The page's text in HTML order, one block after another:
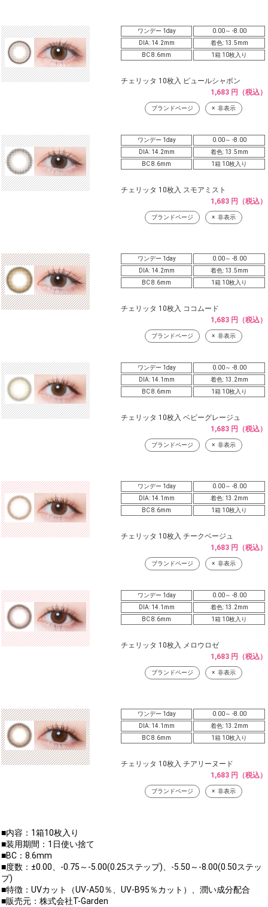
ワンデー 1day
0.00～ -8.00
DIA: 14.2mm
着色: 13.5mm
BC 8.6mm
1箱 10枚入り
チェリッタ 10枚入 ピュールシャボン
1,683 円（税込）
ブランドページ 非表示
ワンデー 1day
0.00～ -8.00
DIA: 14.2mm
着色: 13.5mm
BC 8.6mm
1箱 10枚入り
チェリッタ 10枚入 スモアミスト
1,683 円（税込）
ブランドページ 非表示
ワンデー 1day
0.00～ -8.00
DIA: 14.2mm
着色: 13.5mm
BC 8.6mm
1箱 10枚入り
チェリッタ 10枚入 ココムード
1,683 円（税込）
ブランドページ 非表示
ワンデー 1day
0.00～ -8.00
DIA: 14.1mm
着色: 13.2mm
BC 8.6mm
1箱 10枚入り
チェリッタ 10枚入 ベビーグレージュ
1,683 円（税込）
ブランドページ 非表示
ワンデー 1day
0.00～ -8.00
DIA: 14.1mm
着色: 13.2mm
BC 8.6mm
1箱 10枚入り
チェリッタ 10枚入 チークベージュ
1,683 円（税込）
ブランドページ 非表示
ワンデー 1day
0.00～ -8.00
DIA: 14.1mm
着色: 13.2mm
BC 8.6mm
1箱 10枚入り
チェリッタ 10枚入 メロウロゼ
1,683 円（税込）
ブランドページ 非表示
ワンデー 1day
0.00～ -8.00
DIA: 14.1mm
着色: 13.2mm
BC 8.6mm
1箱 10枚入り
チェリッタ 10枚入 チアリーヌード
1,683 円（税込）
ブランドページ 非表示
■内容：1箱10枚入り
■装用期間：1日使い捨て
■BC：8.6mm
■度数：±0.00、-0.75～-5.00(0.25ステップ)、-5.50～-8.00(0.50ステッ
プ)
■特徴：UVカット（UV-A50％、UV-B95％カット）、潤い成分配合
■販売元：株式会社T-Garden